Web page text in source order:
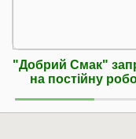
"Добрий Смак"
на постійну